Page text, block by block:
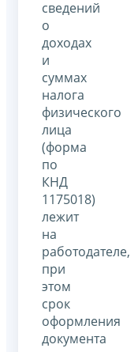
сведений
о
доходах
и
суммах
налога
физического
лица
(форма
по
КНД
1175018)
лежит
на
работодателе,
при
этом
срок
оформления
документа